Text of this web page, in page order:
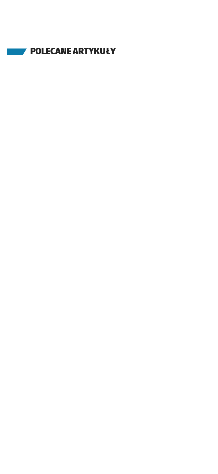
POLECANE ARTYKUŁY